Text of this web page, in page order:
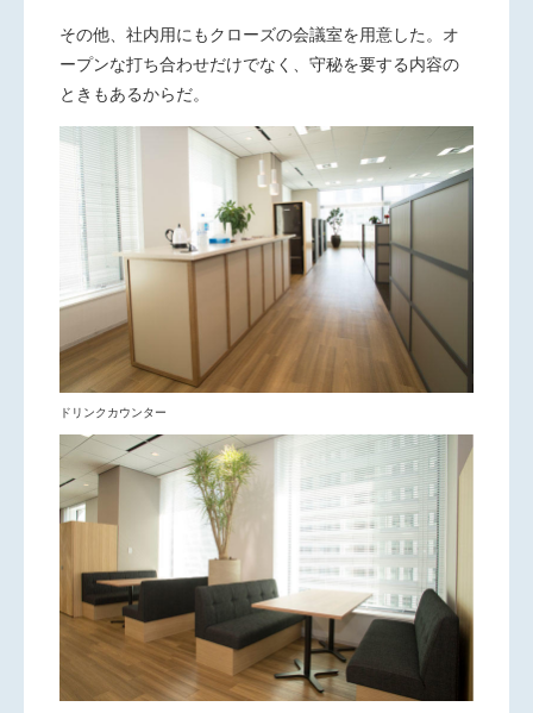
その他、社内用にもクローズの会議室を用意した。オ
ープンな打ち合わせだけでなく、守秘を要する内容の
ときもあるからだ。
ドリンクカウンター